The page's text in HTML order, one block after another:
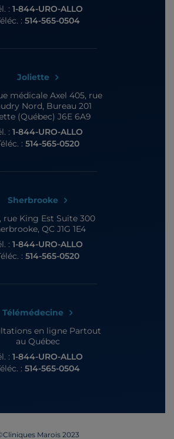
: 1-844-URO-ALLO
: 514-565-0504
Joliette
médicale Axel 405, rue
Nord, Bureau 201
(Québec) J6E 6A9
: 1-844-URO-ALLO
: 514-565-0520
Sherbrooke
rue King Est Suite 300
QC J1G 1E4
: 1-844-URO-ALLO
: 514-565-0520
Télémédecine
en ligne Partout
au Québec
: 1-844-URO-ALLO
: 514-565-0504
Marois 2023